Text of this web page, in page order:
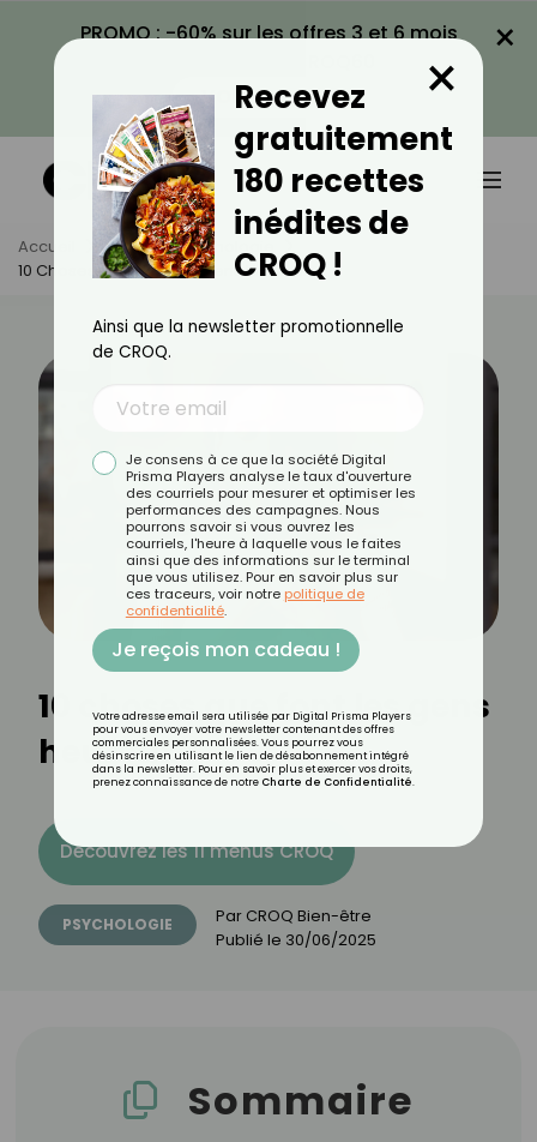
PROMO : -60% sur les offres 3 et 6 mois
VOIR LA PROMO
×
Accueil Actus
Psychologie
10 Choses Que Font Les Gens Heureux
10 choses que font les gens
heureux
Découvrez les 11 menus CROQ
PSYCHOLOGIE Par CROQ Bien-être
Publié le 30/06/2025
Sommaire
Recevez
gratuitement
180 recettes
inédites de
CROQ !
×
Ainsi que la newsletter promotionnelle
de CROQ.
Je consens à ce que la société Digital
Prisma Players analyse le taux d'ouverture
des courriels pour mesurer et optimiser les
performances des campagnes. Nous
pourrons savoir si vous ouvrez les
courriels, l'heure à laquelle vous le faites
ainsi que des informations sur le terminal
que vous utilisez. Pour en savoir plus sur
ces traceurs, voir notre politique de
confidentialité.
Je reçois mon cadeau !
Votre adresse email sera utilisée par Digital Prisma Players
pour vous envoyer votre newsletter contenant des offres
commerciales personnalisées. Vous pourrez vous
désinscrire en utilisant le lien de désabonnement intégré
dans la newsletter. Pour en savoir plus et exercer vos droits,
prenez connaissance de notre Charte de Confidentialité.